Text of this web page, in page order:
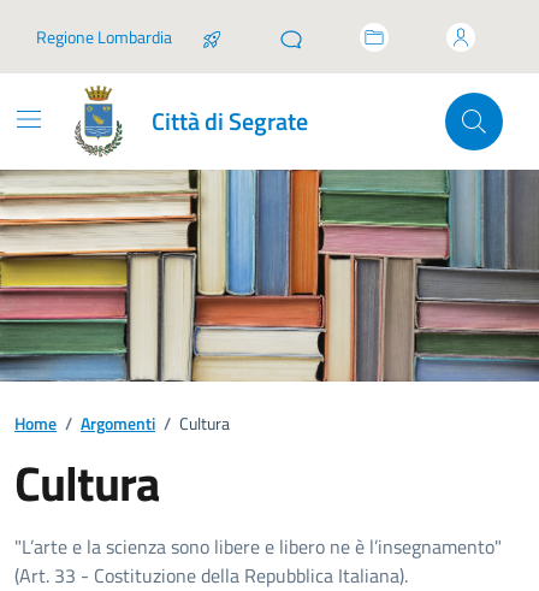
Regione Lombardia
Città di Segrate
Home / Argomenti / Cultura
Cultura
Dettagli dell'argomento
"L’arte e la scienza sono libere e libero ne è l’insegnamento"
(Art. 33 - Costituzione della Repubblica Italiana).